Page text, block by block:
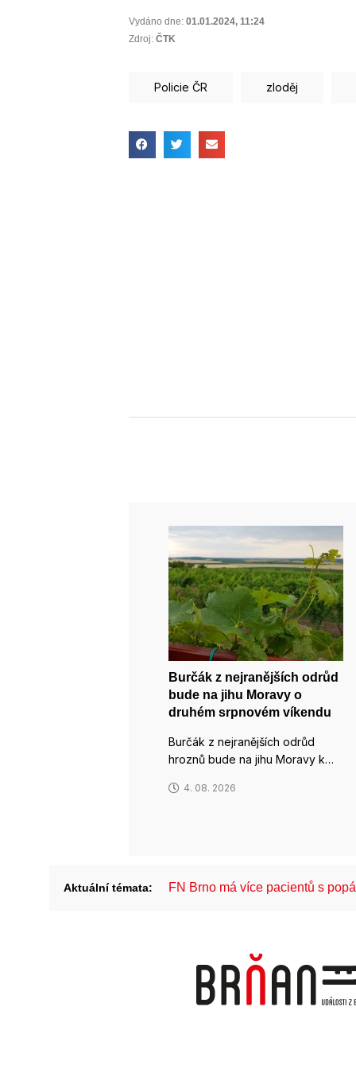
Vydáno dne: 01.01.2024, 11:24
Zdroj: ČTK
Policie ČR zloděj
Burčák z nejranějších odrůd
bude na jihu Moravy o
druhém srpnovém víkendu
Burčák z nejranějších odrůd
hroznů bude na jihu Moravy k…
4. 08. 2026
Aktuální témata: FN Brno má více pacientů s